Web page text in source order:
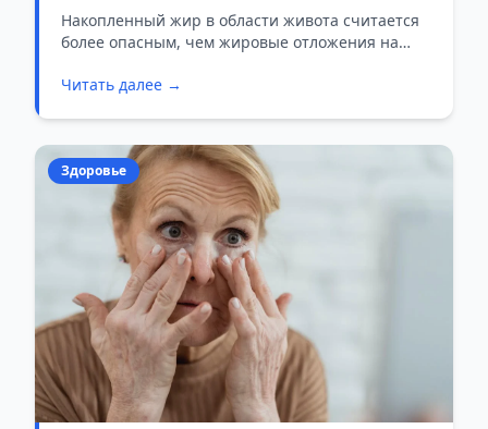
ягодицах
Накопленный жир в области живота считается
более опасным, чем жировые отложения на
повышенным риском развития различных
Читать далее →
Здоровье